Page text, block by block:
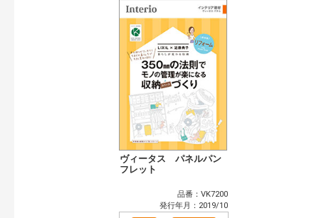
ヴィータス パネルパン
フレット
品番：VK7200
発行年月：2019/10